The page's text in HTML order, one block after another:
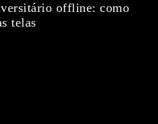
offline: como
telas